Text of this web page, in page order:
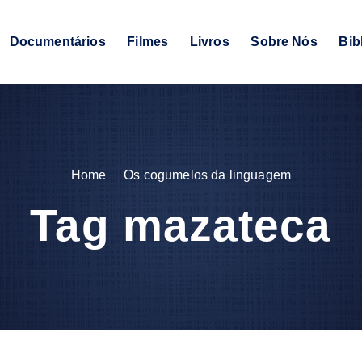
Documentários Filmes Livros Sobre Nós
Home Os cogumelos da linguagem
Tag mazateca